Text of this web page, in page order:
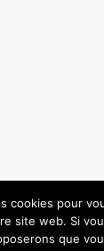
cookies pour
site web. Si
que